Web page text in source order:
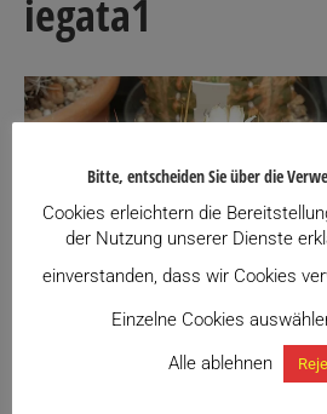
iegata1
Bitte, entscheiden Sie über die
Cookies erleichtern die
der Nutzung unserer Dienste
einverstanden, dass wir Cookies
Einzelne Cookies
Alle ablehnen